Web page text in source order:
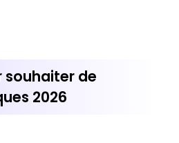
souhaiter de
2026